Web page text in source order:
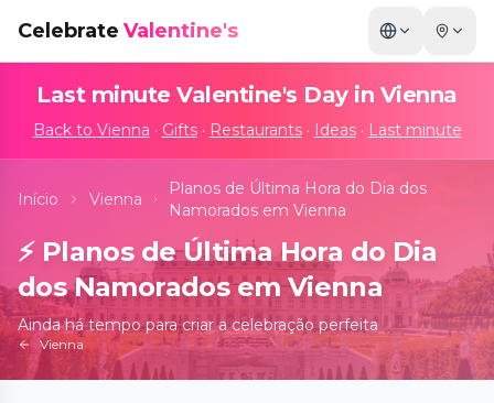
Celebrate Valentine's
Last minute Valentine's Day in Vienna
Back to Vienna · Gifts· Restaurants· Ideas· Last minute
Início Vienna
Planos de Última Hora do Dia dos
Namorados em Vienna
⚡ Planos de Última Hora do Dia
dos Namorados em Vienna
Ainda há tempo para criar a celebração perfeita
Vienna